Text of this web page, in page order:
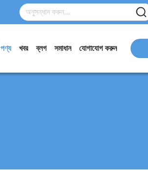
পণ্য খবর ব্লগ সমাধান যোগাযোগ করুন